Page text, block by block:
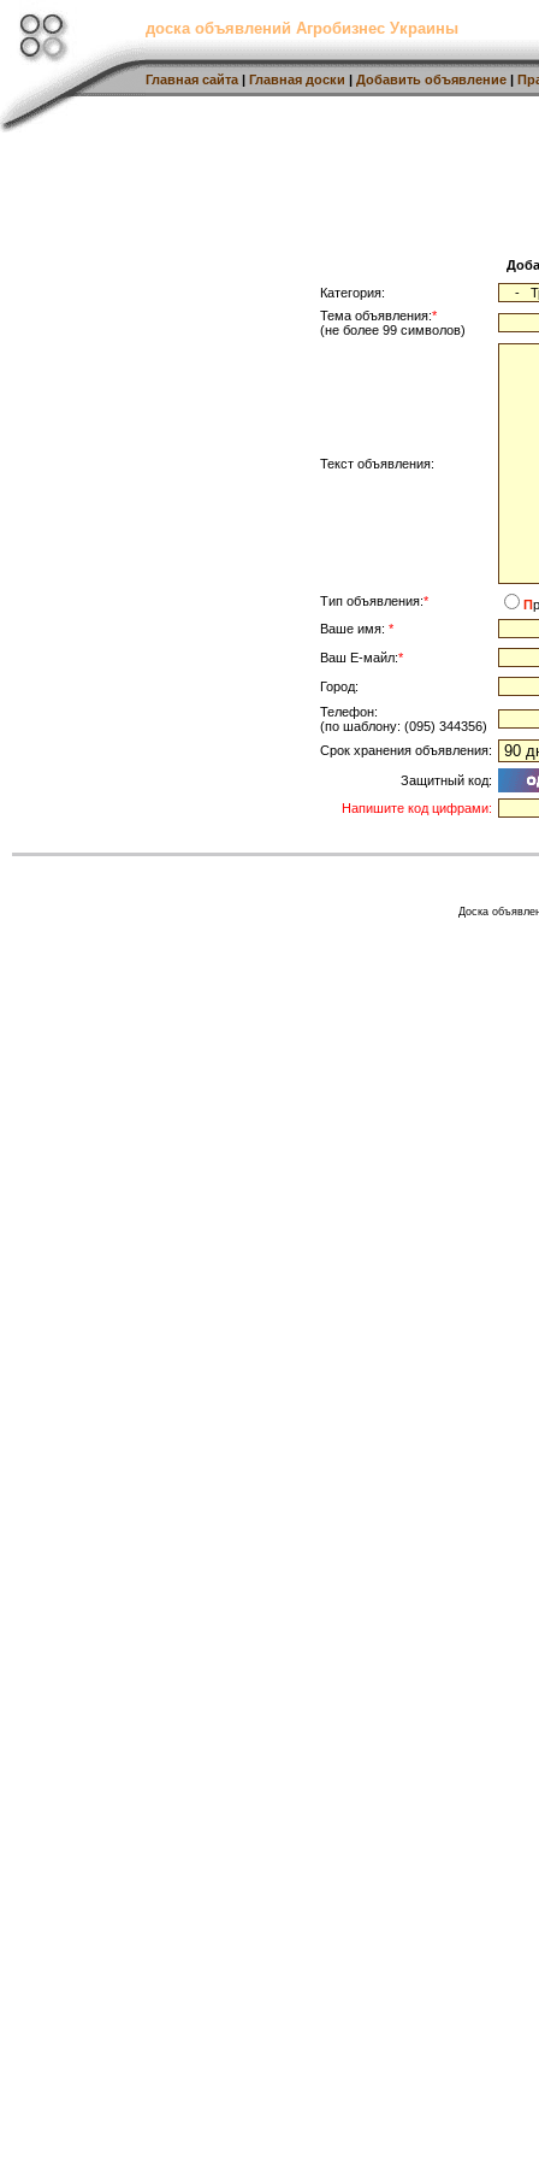
доска объявлений Агробизнес Украины
Главная сайта | Главная доски | Добавить объявление |
Категория:
Тема объявления:*
(не более 99 символов)
Текст объявления:
Тип объявления:* П
Ваше имя: *
Ваш Е-майл:*
Город:
Телефон:
(по шаблону: (095) 344356)
Срок хранения объявления:
Защитный код:
Напишите код цифрами:
Доска